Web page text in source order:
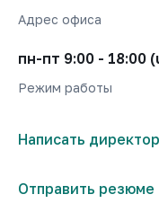
Адрес офиса
пн-пт 9:00 - 18:00
Режим работы
Написать
Отправить резюме